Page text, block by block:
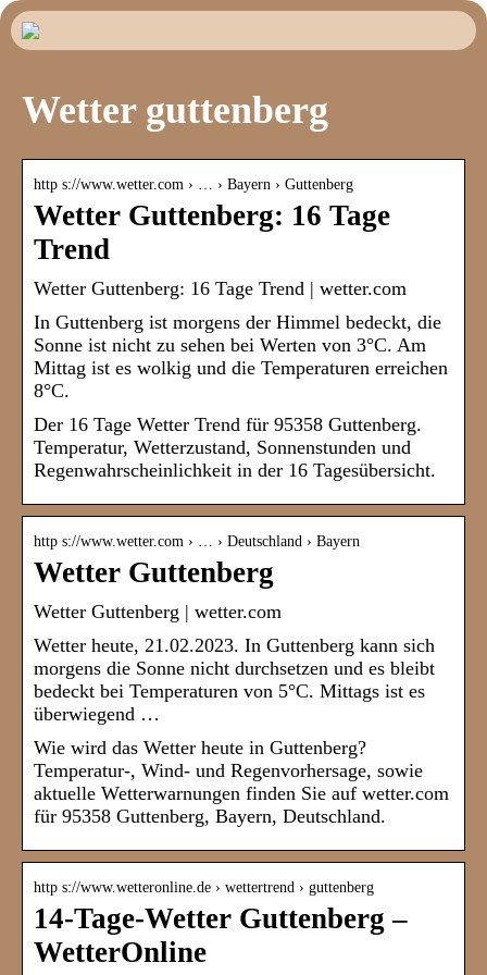
Wetter guttenberg
http s://www.wetter.com › … › Bayern › Guttenberg
Wetter Guttenberg: 16 Tage
Trend
Wetter Guttenberg: 16 Tage Trend | wetter.com
In Guttenberg ist morgens der Himmel bedeckt, die
Sonne ist nicht zu sehen bei Werten von 3°C. Am
Mittag ist es wolkig und die Temperaturen erreichen
8°C.
Der 16 Tage Wetter Trend für 95358 Guttenberg.
Temperatur, Wetterzustand, Sonnenstunden und
Regenwahrscheinlichkeit in der 16 Tagesübersicht.
http s://www.wetter.com › … › Deutschland › Bayern
Wetter Guttenberg
Wetter Guttenberg | wetter.com
Wetter heute, 21.02.2023. In Guttenberg kann sich
morgens die Sonne nicht durchsetzen und es bleibt
bedeckt bei Temperaturen von 5°C. Mittags ist es
überwiegend …
Wie wird das Wetter heute in Guttenberg?
Temperatur-, Wind- und Regenvorhersage, sowie
aktuelle Wetterwarnungen finden Sie auf wetter.com
für 95358 Guttenberg, Bayern, Deutschland.
http s://www.wetteronline.de › wettertrend › guttenberg
14-Tage-Wetter Guttenberg –
WetterOnline